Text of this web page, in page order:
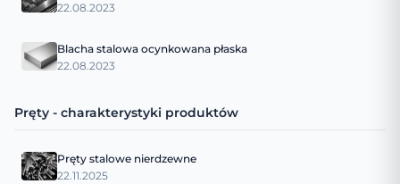
22.08.2023
Blacha stalowa ocynkowana płaska
22.08.2023
Pręty - charakterystyki produktów
Pręty stalowe nierdzewne
22.11.2025